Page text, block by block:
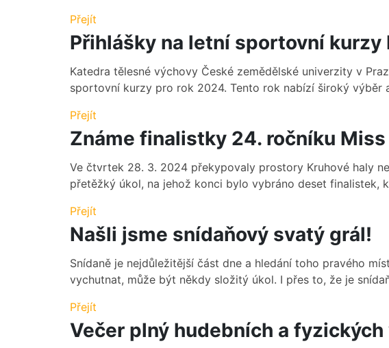
Přejít
Přihlášky na letní sportovní kurzy
Katedra tělesné výchovy České zemědělské univerzity v
sportovní kurzy pro rok 2024. Tento rok nabízí široký výběr
Přejít
Známe finalistky 24. ročníku Miss
Ve čtvrtek 28. 3. 2024 překypovaly prostory Kruhové haly
přetěžký úkol, na jehož konci bylo vybráno deset finalistek,
Přejít
Našli jsme snídaňový svatý grál!
Snídaně je nejdůležitější část dne a hledání toho pravého
vychutnat, může být někdy složitý úkol. I přes to, že je
Přejít
Večer plný hudebních a